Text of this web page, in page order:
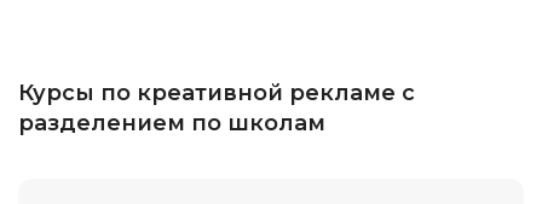
Курсы по креативной рекламе с
разделением по школам